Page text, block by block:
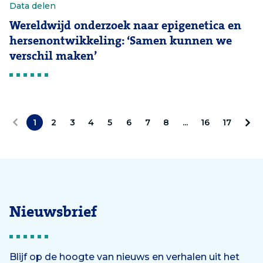
Data delen
Wereldwijd onderzoek naar epigenetica en
hersenontwikkeling: ‘Samen kunnen we
verschil maken’
i
e
1 2 3 4 5 6 7 8 ... 16
17
Nieuwsbrief
Blijf op de hoogte van nieuws en verhalen uit het